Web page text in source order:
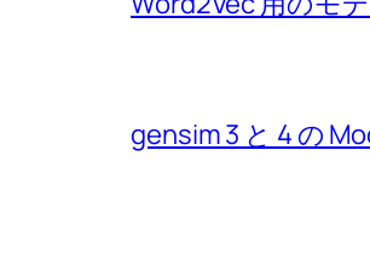
gensim 3 と 4 の